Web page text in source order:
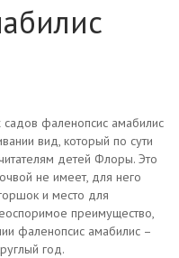
фаленопсис амабилис
вид, который по сути
детей Флоры. Это
не имеет, для него
и место для
преимущество,
фаленопсис амабилис –
год.